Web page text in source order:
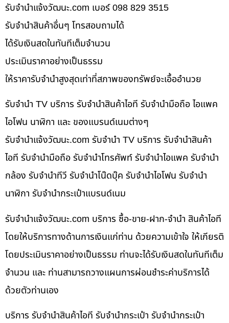
รับจํานําแจ้งวัฒนะ.com เบอร์ 098 829 3515
รับจำนำสินค้าอื่นๆ โทรสอบถามได้
ได้รับเงินสดในทันทีเต็มจำนวน
ประเมินราคาอย่างเป็นธรรม
ให้ราคารับจำนำสูงสุดเท่าที่สภาพของทรัพย์จะเอื้ออำนวย
รับจำนำ TV บริการ รับจำนำสินค้าไอที รับจำนำมือถือ ไอแพค
ไอโฟน นาฬิกา และ ของแบรนด์เนมต่างๆ
รับจํานําแจ้งวัฒนะ.com รับจำนำ TV บริการ รับจำนำสินค้า
ไอที รับจำนำมือถือ รับจำนำโทรศัพท์ รับจำนำไอแพค รับจำนำ
กล้อง รับจำนำทีวี รับจำนำโน๊ดบุ๊ค รับจำนำไอโฟน รับจำนำ
นาฬิกา รับจำนำกระเป๋าแบรนด์เนม
รับจํานําแจ้งวัฒนะ.com บริการ ซื้อ-ขาย-ฝาก-จำนำ สินค้าไอที
โดยให้บริการทางด้านการเงินแก่ท่าน ด้วยความเข้าใจ ให้เกียรติ
โดยประเมินราคาอย่างเป็นธรรม ท่านจะได้รับเงินสดในทันทีเต็ม
จำนวน และ ท่านสามารถวางแผนการผ่อนชำระค่าบริการได้
ด้วยตัวท่านเอง
บริการ รับจำนำสินค้าไอที รับจำนำกระเป๋า รับจำนำกระเป๋า